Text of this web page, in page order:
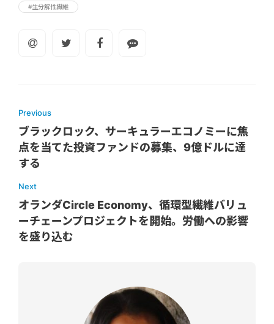
#生分解性繊維
Previous
ブラックロック、サーキュラーエコノミーに焦
点を当てた投資ファンドの募集、9億ドルに達
する
Next
オランダCircle Economy、循環型繊維バリュ
ーチェーンプロジェクトを開始。労働への影響
を盛り込む